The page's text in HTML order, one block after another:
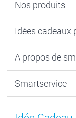
Nos produits
Calendrier photo
Tirage photo &
Faire-part & Cartes
Coques
Idées cadeaux
Anniversaire
Naissance &
Fête des Mères
A propos de
Plan du site
Droit de rétraction
Smartservice
Aide